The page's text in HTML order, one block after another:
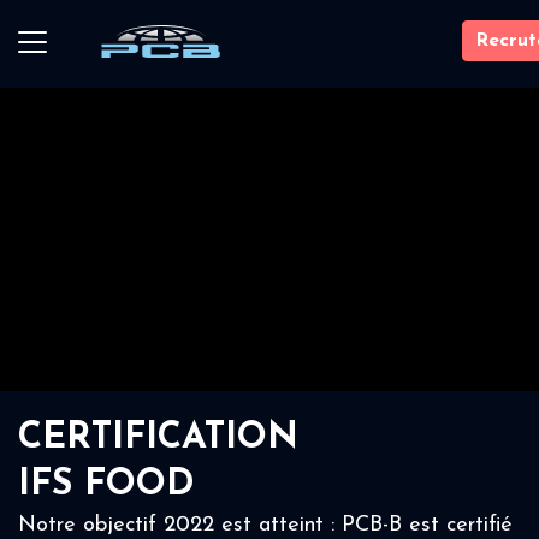
CERTIFICATION
IFS FOOD
Notre objectif 2022 est atteint : PCB-B est certifié